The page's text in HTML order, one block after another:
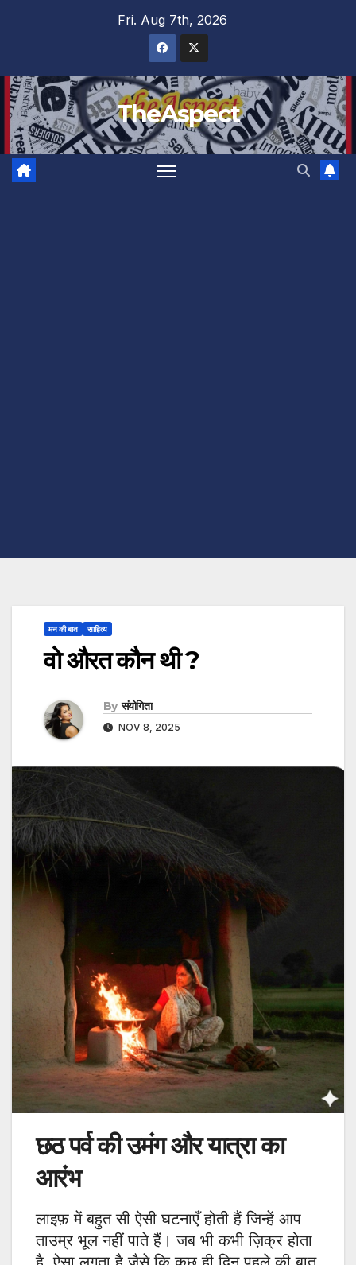
Fri. Aug 7th, 2026
TheAspect
मन की बात साहित्य
वो औरत कौन थी ?
By संयोगिता
NOV 8, 2025
छठ पर्व की उमंग और यात्रा का
आरंभ
लाइफ़ में बहुत सी ऐसी घटनाएँ होती हैं जिन्हें आप
ताउम्र भूल नहीं पाते हैं। जब भी कभी ज़िक्र होता